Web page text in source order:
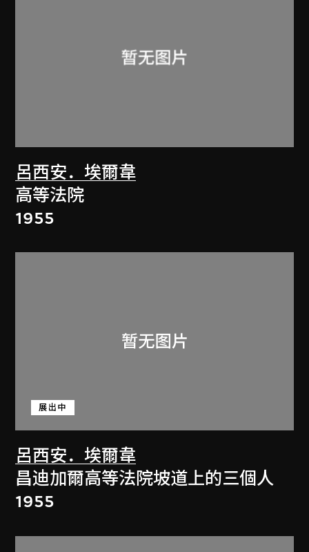
呂西安．埃爾韋
高等法院
1955
呂西安．埃爾韋
展出中
昌迪加爾高等法院坡道上的三個人
1955